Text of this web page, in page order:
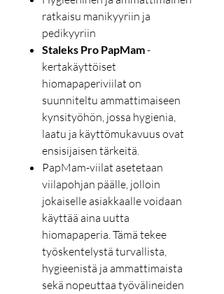
ratkaisu manikyyriin ja
pedikyyriin
Staleks Pro PapMam-
kertakäyttöiset
hiomapaperiviilat on
suunniteltu ammattimaiseen
kynsityöhön, jossa hygienia,
laatu ja käyttömukavuus ovat
ensisijaisen tärkeitä.
PapMam-viilat asetetaan
viilapohjan päälle, jolloin
jokaiselle asiakkaalle voidaan
käyttää aina uutta
hiomapaperia. Tämä tekee
työskentelystä turvallista,
hygieenistä ja ammattimaista
sekä nopeuttaa työvälineiden